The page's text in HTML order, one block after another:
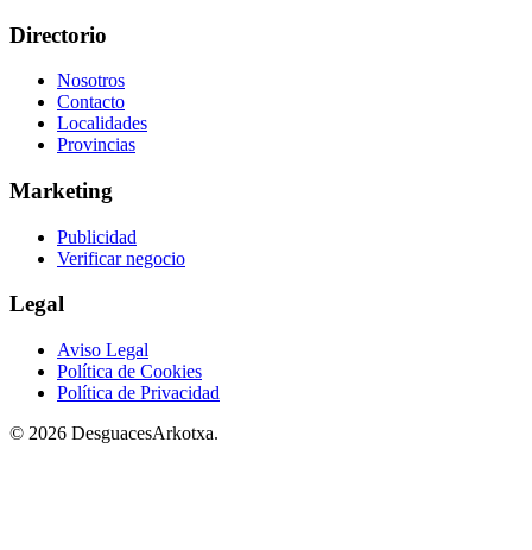
Directorio
Nosotros
Contacto
Localidades
Provincias
Marketing
Publicidad
Verificar negocio
Legal
Aviso Legal
Política de Cookies
Política de Privacidad
© 2026 DesguacesArkotxa.